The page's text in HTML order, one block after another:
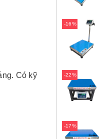
Có kỹ
16%
22%
17%